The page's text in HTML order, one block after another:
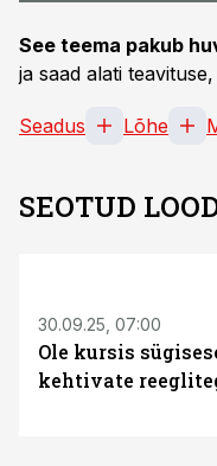
See teema pakub
ja saad alati
Seadus Lõhe
SEOTUD
30.09.25, 07:00
Ole kursis
kehtivate